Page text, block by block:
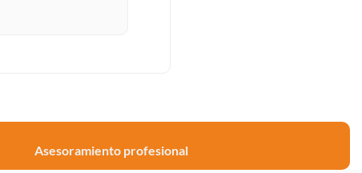
Asesoramiento profesional